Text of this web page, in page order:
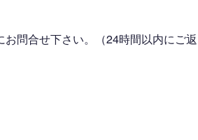
問合せ下さい。（24時間以内にご返